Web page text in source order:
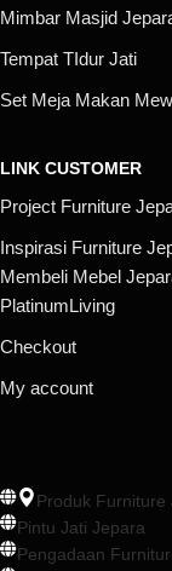
Mimbar Masjid
Tempat TIdur Jati
Set Meja Makan
LINK CUSTOMER
Project Furniture
Inspirasi Furniture
Membeli Mebel
PlatinumLiving
Checkout
My account
Produk Furniture
Pintu Jati Jepara
Pengadaan